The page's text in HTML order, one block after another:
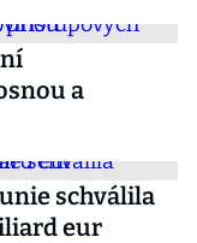
a
schválila
eur